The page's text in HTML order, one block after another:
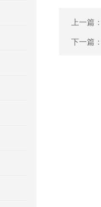
上一篇
下一篇